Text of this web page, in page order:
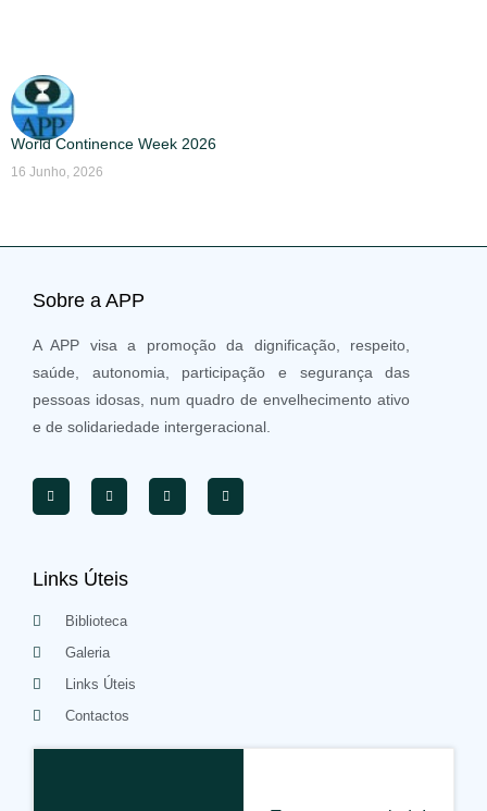
World Continence Week 2026
16 Junho, 2026
Sobre a APP
A APP visa a promoção da dignificação, respeito,
saúde, autonomia, participação e segurança das
pessoas idosas, num quadro de envelhecimento ativo
e de solidariedade intergeracional.
Links Úteis
Biblioteca
Galeria
Links Úteis
Contactos